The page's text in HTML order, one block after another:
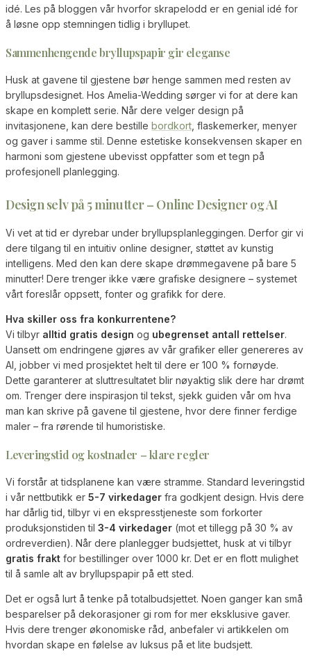
idé. Les på bloggen vår hvorfor skrapelodd er en genial idé for
å løsne opp stemningen tidlig i bryllupet.
Sammenhengende bryllupspapir gir eleganse
Husk at gavene til gjestene bør henge sammen med resten av
bryllupsdesignet. Hos Amelia-Wedding sørger vi for at dere kan
skape en komplett serie. Når dere velger design på
invitasjonene, kan dere bestille bordkort , flaskemerker, menyer
og gaver i samme stil. Denne estetiske konsekvensen skaper en
harmoni som gjestene ubevisst oppfatter som et tegn på
profesjonell planlegging.
Design selv på 5 minutter – Online Designer og AI
Vi vet at tid er dyrebar under bryllupsplanleggingen. Derfor gir vi
dere tilgang til en intuitiv online designer, støttet av kunstig
intelligens. Med den kan dere skape drømmegavene på bare 5
minutter! Dere trenger ikke være grafiske designere – systemet
vårt foreslår oppsett, fonter og grafikk for dere.
Hva skiller oss fra konkurrentene?
Vi tilbyr alltid gratis design og ubegrenset antall rettelser.
Uansett om endringene gjøres av vår grafiker eller genereres av
AI, jobber vi med prosjektet helt til dere er 100 % fornøyde.
Dette garanterer at sluttresultatet blir nøyaktig slik dere har drømt
om. Trenger dere inspirasjon til tekst, sjekk guiden vår om hva
man kan skrive på gavene til gjestene, hvor dere finner ferdige
maler – fra rørende til humoristiske.
Leveringstid og kostnader – klare regler
Vi forstår at tidsplanene kan være stramme. Standard leveringstid
i vår nettbutikk er 5-7 virkedager fra godkjent design. Hvis dere
har dårlig tid, tilbyr vi en ekspresstjeneste som forkorter
produksjonstiden til 3-4 virkedager (mot et tillegg på 30 % av
ordreverdien). Når dere planlegger budsjettet, husk at vi tilbyr
gratis frakt for bestillinger over 1000 kr. Det er en flott mulighet
til å samle alt av bryllupspapir på ett sted.
Det er også lurt å tenke på totalbudsjettet. Noen ganger kan små
besparelser på dekorasjoner gi rom for mer eksklusive gaver.
Hvis dere trenger økonomiske råd, anbefaler vi artikkelen om
hvordan skape en følelse av luksus på et lite budsjett.